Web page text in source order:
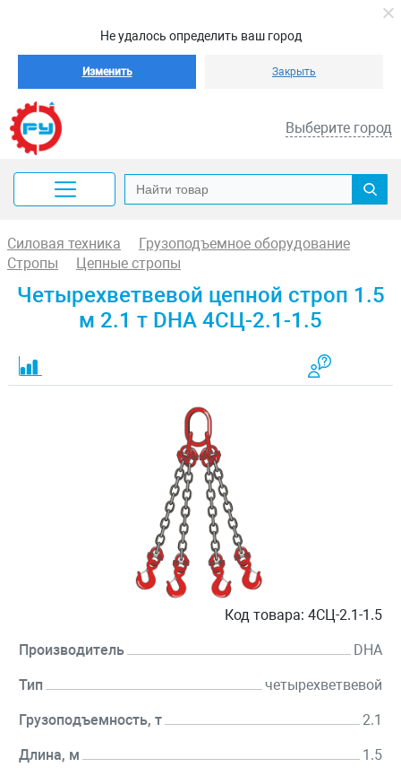
Не удалось определить ваш город
Изменить Закрыть
Выберите город
Силовая техника
Грузоподъемное оборудование
Стропы
Цепные стропы
Четырехветвевой цепной строп 1.5
м 2.1 т DHA 4СЦ-2.1-1.5
Код товара: 4СЦ-2.1-1.5
Производитель DHA
Тип четырехветвевой
Грузоподъемность, т 2.1
Длина, м 1.5